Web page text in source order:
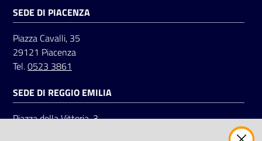
SEDE DI PIACENZA
Piazza Cavalli, 35
29121 Piacenza
Tel.0523 3861
SEDE DI REGGIO EMILIA
Piazza della Vittoria, 3